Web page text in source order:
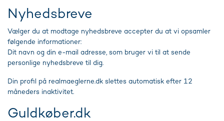
Nyhedsbreve
Vælger du at modtage nyhedsbreve accepter du at vi opsamler
følgende informationer:
Dit navn og din e-mail adresse, som bruger vi til at sende
personlige nyhedsbreve til dig.
Din profil på realmaeglerne.dk slettes automatisk efter 12
måneders inaktivitet.
Guldkøber.dk